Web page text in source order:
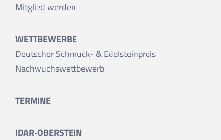
Mitglied werden
WETTBEWERBE
Deutscher Schmuck- & Edelsteinpreis
Nachwuchswettbewerb
TERMINE
IDAR-OBERSTEIN